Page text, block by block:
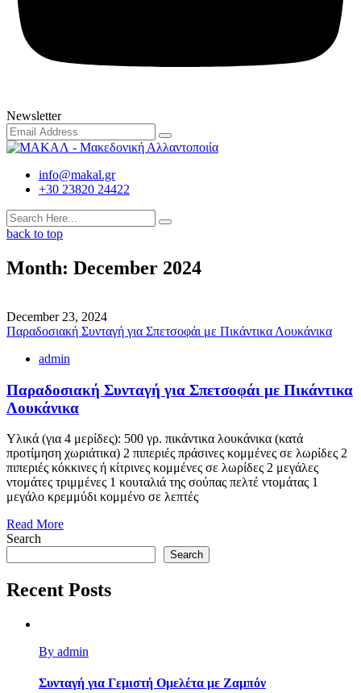
Newsletter
info@makal.gr
+30 23820 24422
back to top
Month: December 2024
December 23, 2024
Παραδοσιακή Συνταγή για Σπετσοφάι με Πικάντικα Λουκάνικα
admin
Παραδοσιακή Συνταγή για Σπετσοφάι με Πικάντικα
Λουκάνικα
Υλικά (για 4 μερίδες): 500 γρ. πικάντικα λουκάνικα (κατά
προτίμηση χωριάτικα) 2 πιπεριές πράσινες κομμένες σε λωρίδες 2
πιπεριές κόκκινες ή κίτρινες κομμένες σε λωρίδες 2 μεγάλες
ντομάτες τριμμένες 1 κουταλιά της σούπας πελτέ ντομάτας 1
μεγάλο κρεμμύδι κομμένο σε λεπτές
Read More
Search
Search
Recent Posts
By admin
Συνταγή για Γεμιστή Ομελέτα με Ζαμπόν